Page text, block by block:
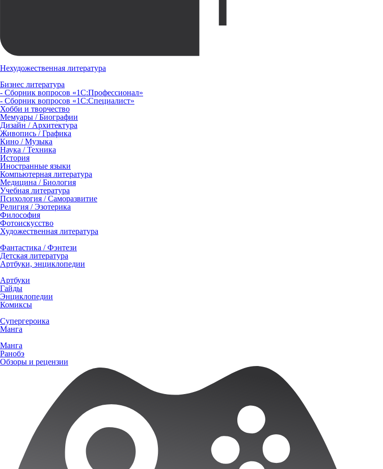
Нехудожественная литература
Бизнес литература
- Сборник вопросов «1С:Профессионал»
- Сборник вопросов «1С:Специалист»
Хобби и творчество
Мемуары / Биографии
Дизайн / Архитектура
Живопись / Графика
Кино / Музыка
Наука / Техника
История
Иностранные языки
Компьютерная литература
Медицина / Биология
Учебная литература
Психология / Саморазвитие
Религия / Эзотерика
Философия
Фотоискусство
Художественная литература
Фантастика / Фэнтези
Детская литература
Артбуки, энциклопедии
Артбуки
Гайды
Энциклопедии
Комиксы
Супергероика
Манга
Манга
Ранобэ
Обзоры и рецензии